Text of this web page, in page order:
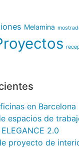
Melamina
en Barcelona
espacios de
2.0
proyecto de